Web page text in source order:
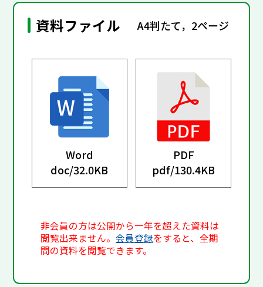
資料ファイル A4判たて，2ページ
Word
doc/32.0KB
PDF
pdf/130.4KB
非会員の方は公開から一年を超えた資料は
閲覧出来ません。会員登録をすると、全期
間の資料を閲覧できます。